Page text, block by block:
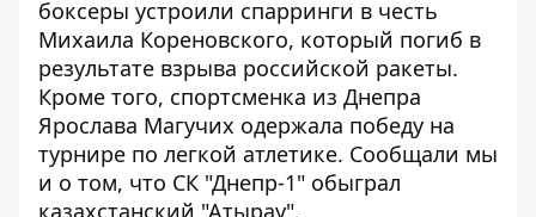
боксеры устроили спарринги в честь
Михаила Кореновского, который погиб в
результате взрыва российской ракеты.
Кроме того, спортсменка из Днепра
Ярослава Магучих одержала победу на
турнире по легкой атлетике. Сообщали мы
и о том, что СК "Днепр-1" обыграл
казахстанский "Атырау".